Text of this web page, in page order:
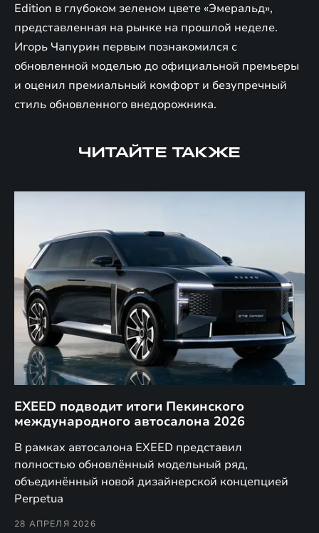
Edition в глубоком зеленом цвете «Эмеральд»,
представленная на рынке на прошлой неделе.
Игорь Чапурин первым познакомился с
обновленной моделью до официальной премьеры
и оценил премиальный комфорт и безупречный
стиль обновленного внедорожника.
ЧИТАЙТЕ ТАКЖЕ
EXEED подводит итоги Пекинского
международного автосалона 2026
В рамках автосалона EXEED представил
полностью обновлённый модельный ряд,
объединённый новой дизайнерской концепцией
Perpetua
28 АПРЕЛЯ 2026